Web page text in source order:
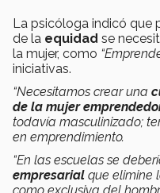
La psicóloga indicó que
de la equidad se
la mujer, como
iniciativas.
“Necesitamos crear una
de la mujer
todavía masculinizado;
en emprendimiento.
“En las escuelas se
empresarial que elimine